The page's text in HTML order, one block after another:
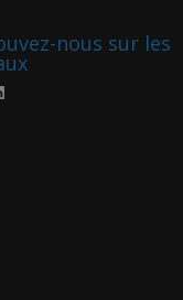
nous sur les